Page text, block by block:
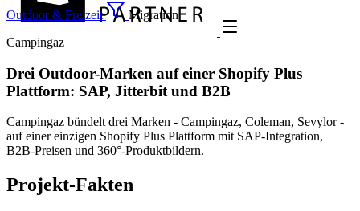
Outdoor & Freizeit
Migration
Campingaz
Drei Outdoor-Marken auf einer Shopify Plus
Plattform: SAP, Jitterbit und B2B
Campingaz bündelt drei Marken - Campingaz, Coleman, Sevylor -
auf einer einzigen Shopify Plus Plattform mit SAP-Integration,
B2B-Preisen und 360°-Produktbildern.
Projekt-Fakten